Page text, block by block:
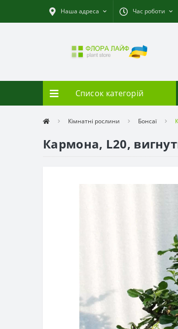
Наша адреса Час роботи
Список категорій
Кімнатні рослини Бонсаї
Кармона, L20,